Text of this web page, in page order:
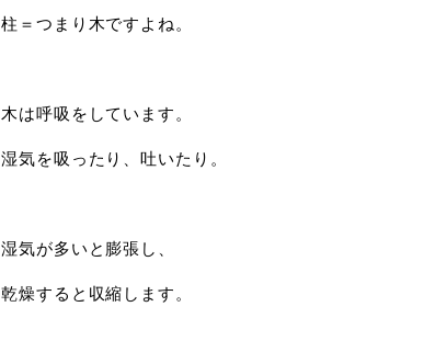
柱＝つまり木ですよね。
木は呼吸をしています。
湿気を吸ったり、吐いたり。
湿気が多いと膨張し、
乾燥すると収縮します。